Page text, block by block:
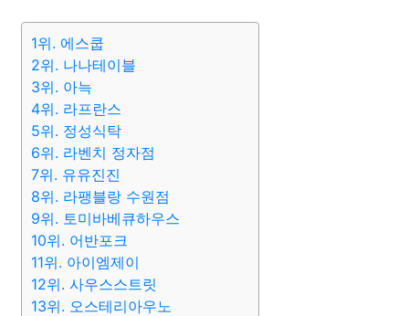
1위. 에스쿱
2위. 나나테이블
3위. 아늑
4위. 라프란스
5위. 정성식탁
6위. 라벤치 정자점
7위. 유유진진
8위. 라팽블랑 수원점
9위. 토미바베큐하우스
10위. 어반포크
11위. 아이엠제이
12위. 사우스스트릿
13위. 오스테리아우노